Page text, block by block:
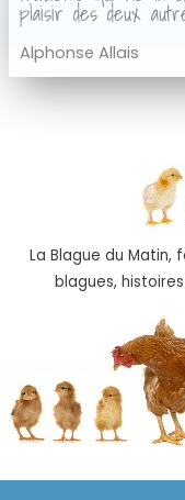
plaisir des deux
Alphonse Allais
La Blague du Matin,
blagues,